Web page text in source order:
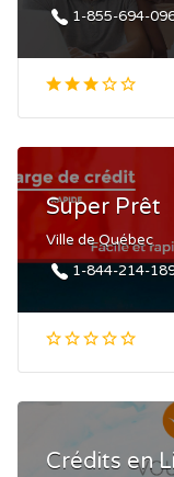
1-855-694-
Super Prêt
Ville de Québec
1-844-214-
Crédits en